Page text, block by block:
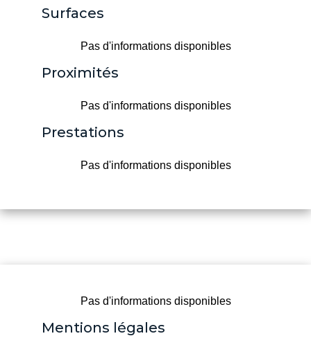
Surfaces
Pas d'informations disponibles
Proximités
Pas d'informations disponibles
Prestations
Pas d'informations disponibles
Pas d'informations disponibles
Mentions légales